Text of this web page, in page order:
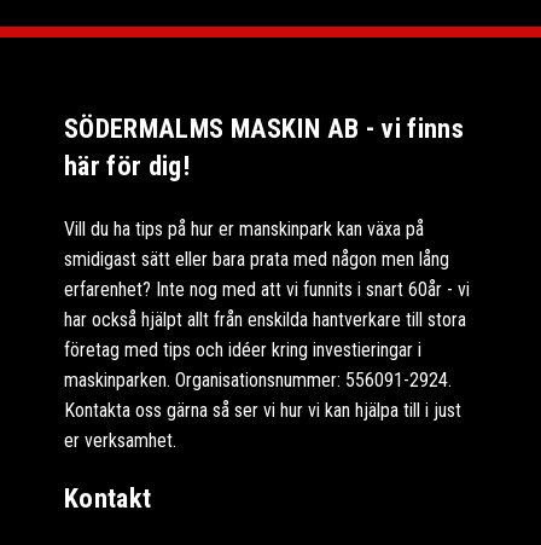
SÖDERMALMS MASKIN AB - vi finns
här för dig!
Vill du ha tips på hur er manskinpark kan växa på
smidigast sätt eller bara prata med någon men lång
erfarenhet? Inte nog med att vi funnits i snart 60år - vi
har också hjälpt allt från enskilda hantverkare till stora
företag med tips och idéer kring investieringar i
maskinparken. Organisationsnummer: 556091-2924.
Kontakta oss gärna så ser vi hur vi kan hjälpa till i just
er verksamhet.
Kontakt